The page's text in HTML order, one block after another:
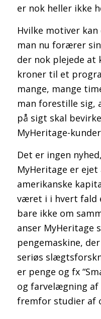
er nok heller ikke
Hvilke motiver
man nu forærer
der nok plejede at
kroner til et
mange, mange
man forestille sig,
på sigt skal
MyHeritage-
Det er ingen
MyHeritage er ejet
amerikanske
været i i hvert fald
bare ikke om
anser MyHeritage
pengemaskine,
seriøs
er penge og fx
og farvelægning
fremfor studier af